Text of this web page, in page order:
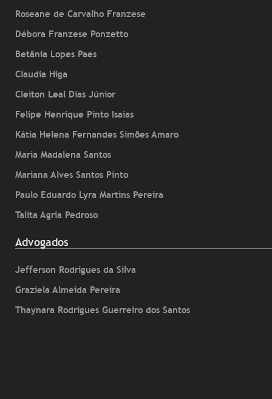
Roseane de Carvalho Franzese
Débora Franzese Ponzetto
Betânia Lopes Paes
Claudia Higa
Cleiton Leal Dias Júnior
Felipe Henrique Pinto Isaias
Kátia Helena Fernandes Simões Amaro
Maria Madalena Santos
Mariana Alves Santos Pinto
Paulo Eduardo Lyra Martins Pereira
Talita Agria Pedroso
Advogados
Jefferson Rodrigues da Silva
Graziela Almeida Pereira
Thaynara Rodrigues Guerreiro dos Santos